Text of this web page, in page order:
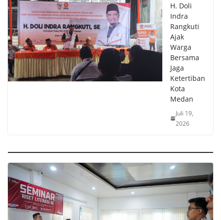
H. Doli
Indra
Rangkuti
Ajak
Warga
Bersama
Jaga
Ketertiban
Kota
Medan
Juli 19,
2026